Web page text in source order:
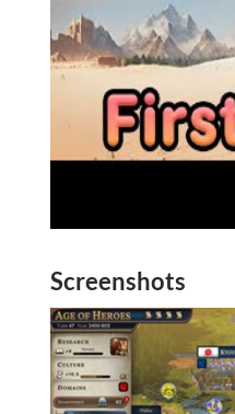
Screenshots